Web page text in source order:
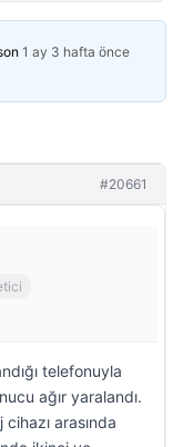
1 ay 3 hafta önce
#20661
telefonuyla
ağır yaralandı.
arasında